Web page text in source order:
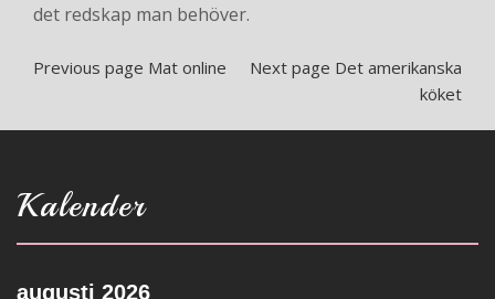
det redskap man behöver.
Previous page Mat online Next page Det amerikanska
köket
Kalender
augusti 2026